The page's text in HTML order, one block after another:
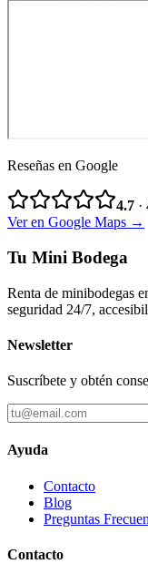
Reseñas en Google
4.7 ·
Ver en Google Maps →
Tu Mini Bodega
Renta de minibodegas
seguridad 24/7,
Newsletter
Suscríbete y obtén
Ayuda
Contacto
Blog
Preguntas
Contacto